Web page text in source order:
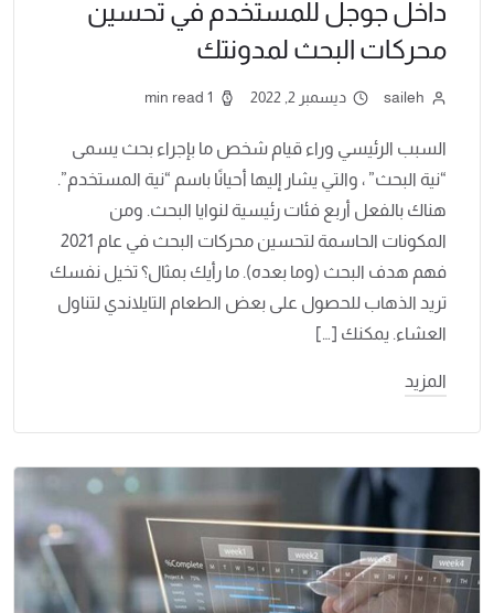
داخل جوجل للمستخدم في تحسين
محركات البحث لمدونتك
saileh ديسمبر 2, 2022 1 min read
السبب الرئيسي وراء قيام شخص ما بإجراء بحث يسمى
“نية البحث” ، والتي يشار إليها أحيانًا باسم “نية المستخدم”.
هناك بالفعل أربع فئات رئيسية لنوايا البحث. ومن
المكونات الحاسمة لتحسين محركات البحث في عام 2021
فهم هدف البحث (وما بعده). ما رأيك بمثال؟ تخيل نفسك
تريد الذهاب للحصول على بعض الطعام التايلاندي لتناول
العشاء. يمكنك […]
المزيد